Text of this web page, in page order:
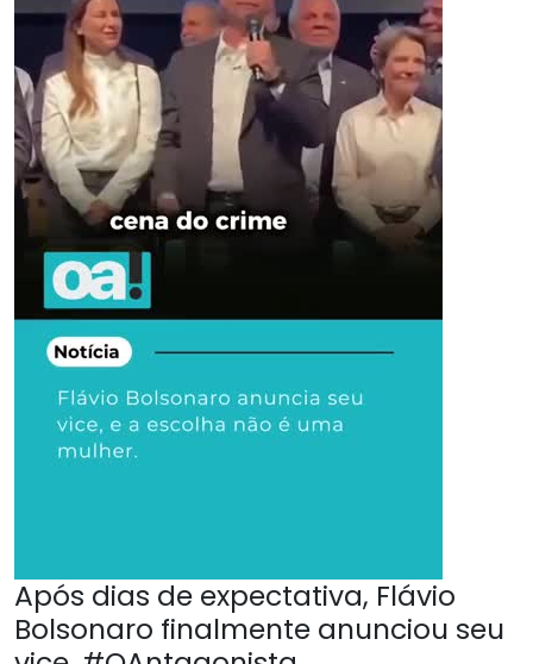
Após dias de expectativa, Flávio
Bolsonaro finalmente anunciou seu